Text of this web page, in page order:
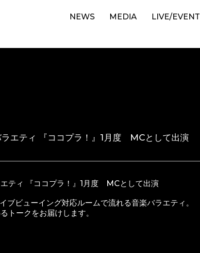
NEWS MEDIA LIVE/EVENT
エティ 『ココプラ！』1月度 MCとして出演
ティ 『ココプラ！』1月度 MCとして出演
ビューイング対応ルームで流れる音楽バラエティ。
トークをお届けします。